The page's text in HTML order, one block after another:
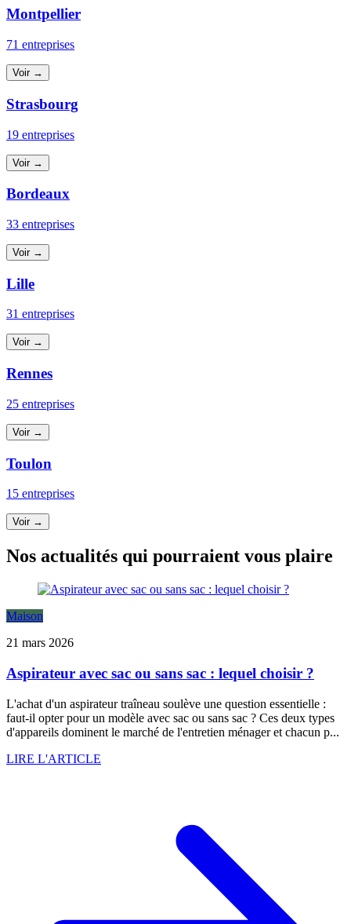
Montpellier
71 entreprises
Voir →
Strasbourg
19 entreprises
Voir →
Bordeaux
33 entreprises
Voir →
Lille
31 entreprises
Voir →
Rennes
25 entreprises
Voir →
Toulon
15 entreprises
Voir →
Nos actualités qui pourraient vous plaire
Maison
21 mars 2026
Aspirateur avec sac ou sans sac : lequel choisir ?
L'achat d'un aspirateur traîneau soulève une question essentielle :
faut-il opter pour un modèle avec sac ou sans sac ? Ces deux types
d'appareils dominent le marché de l'entretien ménager et chacun p...
LIRE L'ARTICLE